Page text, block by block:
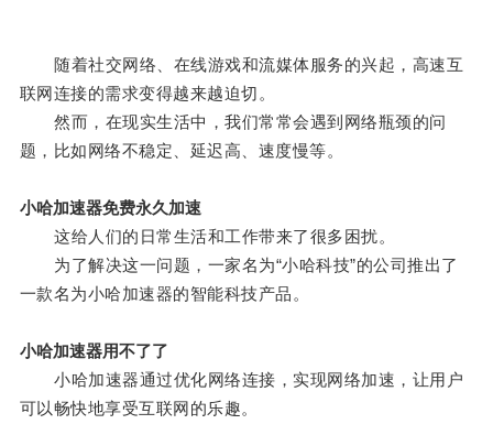
随着社交网络、在线游戏和流媒体服务的兴起，高速互
联网连接的需求变得越来越迫切。
然而，在现实生活中，我们常常会遇到网络瓶颈的问
题，比如网络不稳定、延迟高、速度慢等。
小哈加速器免费永久加速
这给人们的日常生活和工作带来了很多困扰。
为了解决这一问题，一家名为“小哈科技”的公司推出了
一款名为小哈加速器的智能科技产品。
小哈加速器用不了了
小哈加速器通过优化网络连接，实现网络加速，让用户
可以畅快地享受互联网的乐趣。